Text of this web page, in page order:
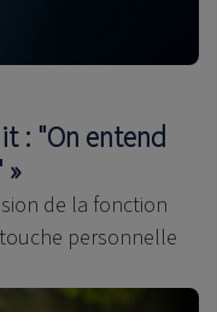
: "On entend
de la fonction
personnelle